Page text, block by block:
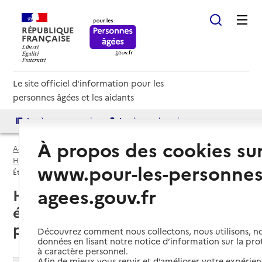
RÉPUBLIQUE
FRANÇAISE
Le site officiel d'information pour les
personnes âgées et les aidants
Accès aux annuaires Accès par besoin
Accueil Espace annuaire
EHPA par département
Haute-Vienne (87)
Établissement d'hébergement pour personnes âgées (EHPA)
Haute-Vienne (87) : liste des 2
établissements d'hébergement
pour personnes âgées (EHPA)
À propos des cookies
www.pour-les-
agees.gouv.fr
Découvrez comment nous collectons, nous utilisons,
données en lisant notre notice d’information sur la
à caractère personnel.